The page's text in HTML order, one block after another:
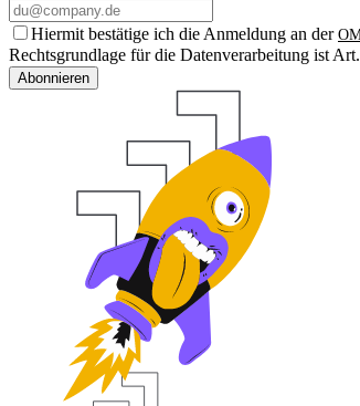
Hiermit bestätige ich die Anmeldung an der
Rechtsgrundlage für die Datenverarbeitung ist
Abonnieren